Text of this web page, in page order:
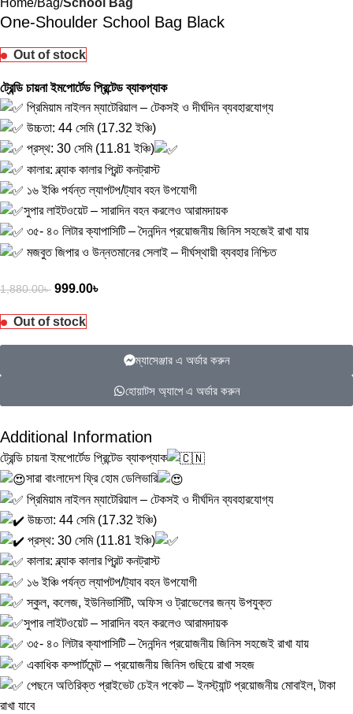
One-Shoulder School Bag Black
Out of stock
ট্রেন্ডি চায়না ইমপোর্টেড প্রিন্টেড ব্যাকপ্যাক
প্রিমিয়াম নাইলন ম্যাটেরিয়াল – টেকসই ও দীর্ঘদিন ব্যবহারযোগ্য
উচ্চতা: 44 সেমি (17.32 ইঞ্চি)
প্রস্থ: 30 সেমি (11.81 ইঞ্চি)
কালার: ব্ল্যাক কালার প্রিন্ট কনট্রাস্ট
১৬ ইঞ্চি পর্যন্ত ল্যাপটপ/ট্যাব বহন উপযোগী
সুপার লাইটওয়েট – সারাদিন বহন করলেও আরামদায়ক
৩৫- ৪০ লিটার ক্যাপাসিটি – দৈনন্দিন প্রয়োজনীয় জিনিস সহজেই রাখা যায়
মজবুত জিপার ও উন্নতমানের সেলাই – দীর্ঘস্থায়ী ব্যবহার নিশ্চিত
1,880.00৳ 999.00৳
Out of stock
ম্যাসেঞ্জার এ অর্ডার করুন
হোয়াটস অ্যাপে এ অর্ডার করুন
Additional Information
ট্রেন্ডি চায়না ইমপোর্টেড প্রিন্টেড ব্যাকপ্যাক
সারা বাংলাদেশ ফ্রি হোম ডেলিভারি
প্রিমিয়াম নাইলন ম্যাটেরিয়াল – টেকসই ও দীর্ঘদিন ব্যবহারযোগ্য
উচ্চতা: 44 সেমি (17.32 ইঞ্চি)
প্রস্থ: 30 সেমি (11.81 ইঞ্চি)
কালার: ব্ল্যাক কালার প্রিন্ট কনট্রাস্ট
১৬ ইঞ্চি পর্যন্ত ল্যাপটপ/ট্যাব বহন উপযোগী
স্কুল, কলেজ, ইউনিভার্সিটি, অফিস ও ট্রাভেলের জন্য উপযুক্ত
সুপার লাইটওয়েট – সারাদিন বহন করলেও আরামদায়ক
৩৫- ৪০ লিটার ক্যাপাসিটি – দৈনন্দিন প্রয়োজনীয় জিনিস সহজেই রাখা যায়
একাধিক কম্পার্টমেন্ট – প্রয়োজনীয় জিনিস গুছিয়ে রাখা সহজ
পেছনে অতিরিক্ত প্রাইভেট চেইন পকেট – ইনস্ট্যান্ট প্রয়োজনীয় মোবাইল, টাকা
রাখা যাবে